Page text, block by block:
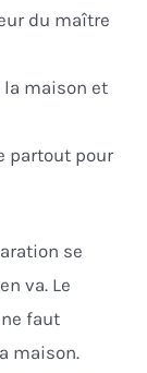
du maître
la maison et
partout pour
se
va. Le
faut
maison.